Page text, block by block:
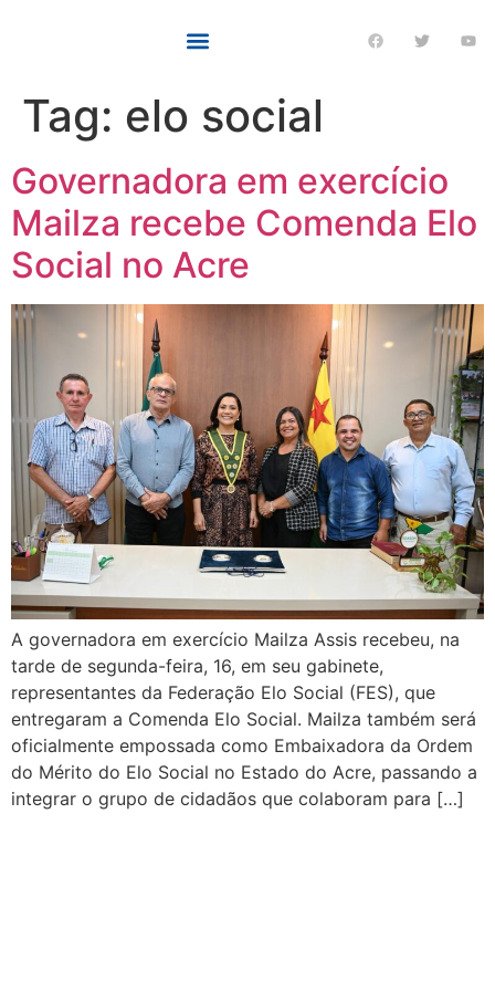
Tag: elo social
Governadora em exercício
Mailza recebe Comenda Elo
Social no Acre
A governadora em exercício Mailza Assis recebeu, na
tarde de segunda-feira, 16, em seu gabinete,
representantes da Federação Elo Social (FES), que
entregaram a Comenda Elo Social. Mailza também será
oficialmente empossada como Embaixadora da Ordem
do Mérito do Elo Social no Estado do Acre, passando a
integrar o grupo de cidadãos que colaboram para […]